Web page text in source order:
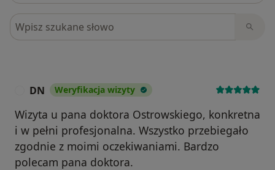
Szukaj w opiniach
DN Weryfikacja wizyty
Wizyta u pana doktora Ostrowskiego, konkretna
i w pełni profesjonalna. Wszystko przebiegało
zgodnie z moimi oczekiwaniami. Bardzo
polecam pana doktora.